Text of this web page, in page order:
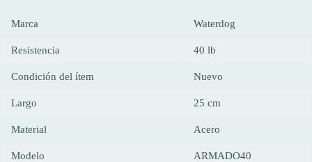
Marca Waterdog
Resistencia 40 lb
Condición del ítem Nuevo
Largo 25 cm
Material Acero
Modelo ARMADO40